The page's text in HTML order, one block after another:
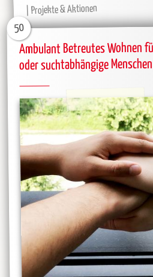
Projekte & Aktionen
Ambulant Betreutes Wohnen
oder suchtabhängige Menschen
50